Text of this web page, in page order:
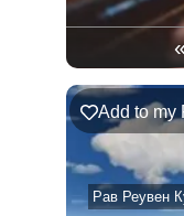
Рав Реувен
Add to my